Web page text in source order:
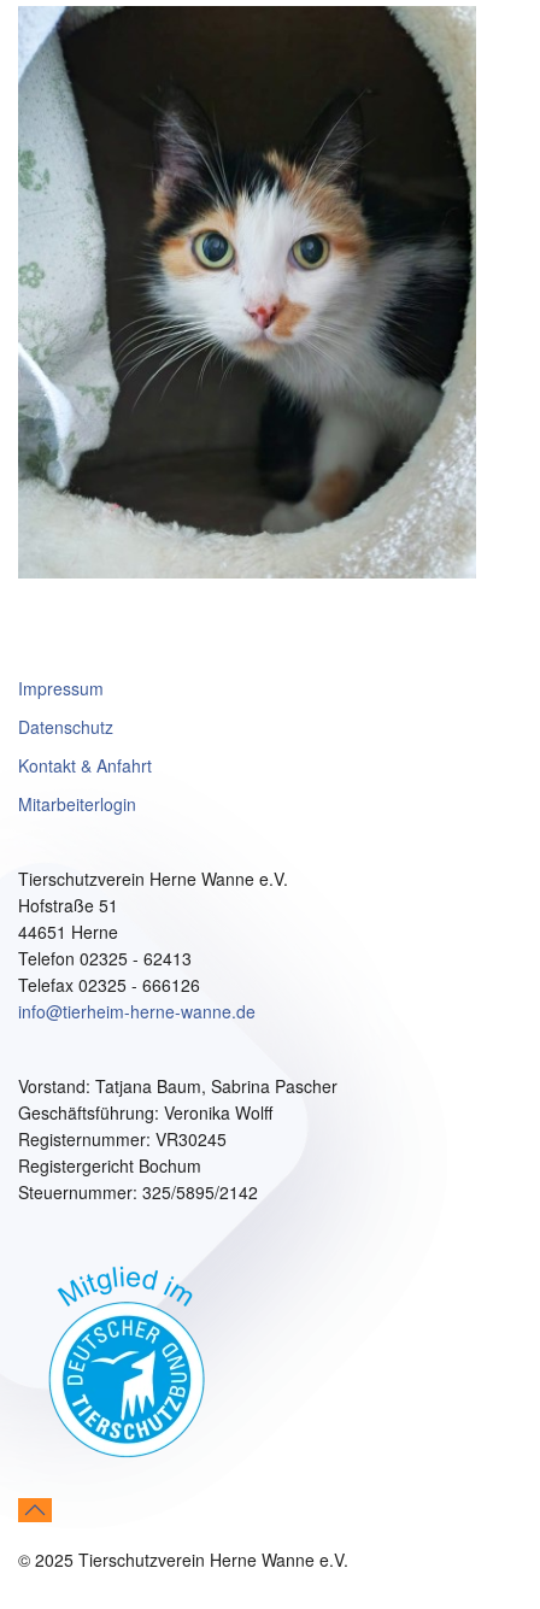
Impressum
Datenschutz
Kontakt & Anfahrt
Mitarbeiterlogin
Tierschutzverein Herne Wanne e.V.
Hofstraße 51
44651 Herne
Telefon 02325 - 62413
Telefax 02325 - 666126
info@tierheim-herne-wanne.de
Vorstand: Tatjana Baum, Sabrina Pascher
Geschäftsführung: Veronika Wolff
Registernummer: VR30245
Registergericht Bochum
Steuernummer: 325/5895/2142
© 2025 Tierschutzverein Herne Wanne e.V.